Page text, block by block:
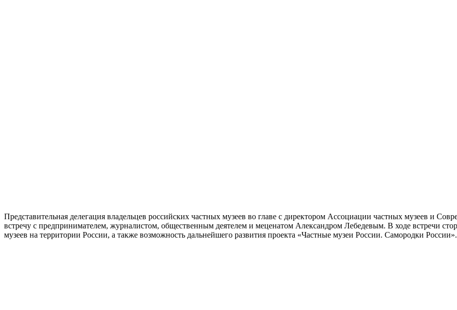
Представительная делегация владельцев российских частных музеев во главе с директором Ассоциации частных музеев и
встречу с предпринимателем, журналистом, общественным деятелем и меценатом Александром Лебедевым. В ходе встречи
музеев на территории России, а также возможность дальнейшего развития проекта «Частные музеи России. Самородки России».